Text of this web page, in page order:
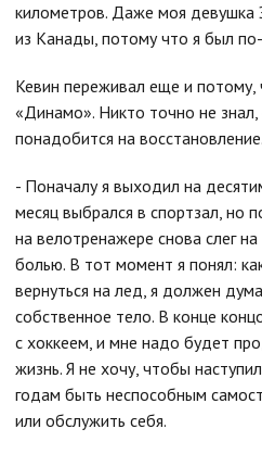
километров. Даже моя девушка
из Канады, потому что я был
Кевин переживал еще и потому,
«Динамо». Никто точно не
понадобится на восстановление.
- Поначалу я выходил на
месяц выбрался в спортзал, но
на велотренажере снова слег
болью. В тот момент я понял:
вернуться на лед, я должен
собственное тело. В конце
с хоккеем, и мне надо будет
жизнь. Я не хочу, чтобы
годам быть неспособным
или обслужить себя.